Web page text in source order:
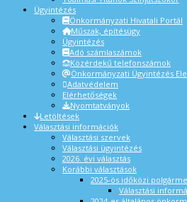
Ügyintézés
Önkormányzati Hivatali Portál
Műszak, építésügy
Ügyintézés
Adó számlaszámok
Közérdekű telefonszámok
Önkormányzati Ügyintézés
Adatvédelem
Elérhetőségek
Nyomtatványok
Letöltések
Választási információk
Választási szervek
Választási ügyintézés
2026. évi választás
Korábbi választások
2025-ös időközi
Választási